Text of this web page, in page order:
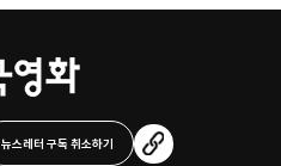
뉴스레터 구독 취소하기